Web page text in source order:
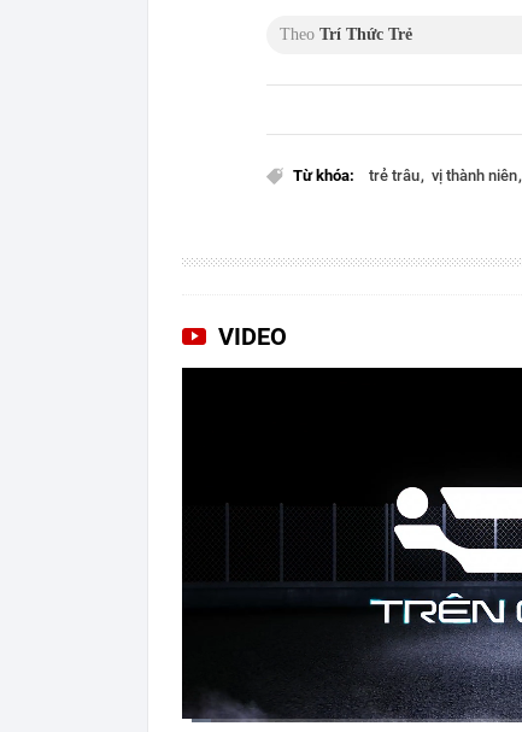
Theo Trí Thức Trẻ
Từ khóa: trẻ trâu vị thành niên
VIDEO
CurrentDuration